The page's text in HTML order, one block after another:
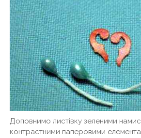
Доповнимо листівку зеленими
контрастними паперовими